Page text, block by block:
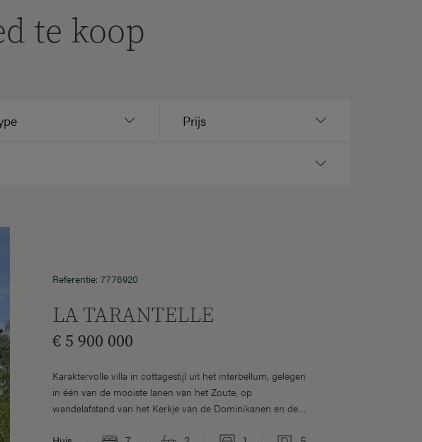
te koop
Prijs
Referentie: 7776920
LA TARANTELLE
€ 5 900 000
Karaktervolle villa in cottagestijl uit het interbellum, gelegen
in één van de mooiste lanen van het Zoute, op
wandelafstand van het Kerkje van de Dominikanen en de